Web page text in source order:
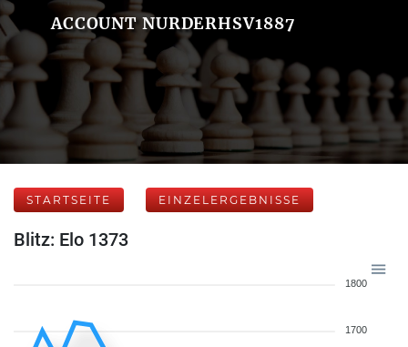
ACCOUNT NURDERHSV1887
STARTSEITE EINZELERGEBNISSE
Blitz: Elo 1373
1800
1700